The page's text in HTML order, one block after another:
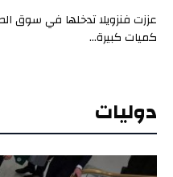
عززت فنزويلا تدخلها في سوق
كميات كبيرة…
دوليات